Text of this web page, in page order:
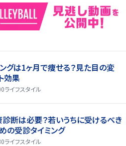
グは1ヶ月で痩せる？見た目の変
効果
ライフスタイル
断は必要？若いうちに受けるべき
の受診タイミング
ライフスタイル